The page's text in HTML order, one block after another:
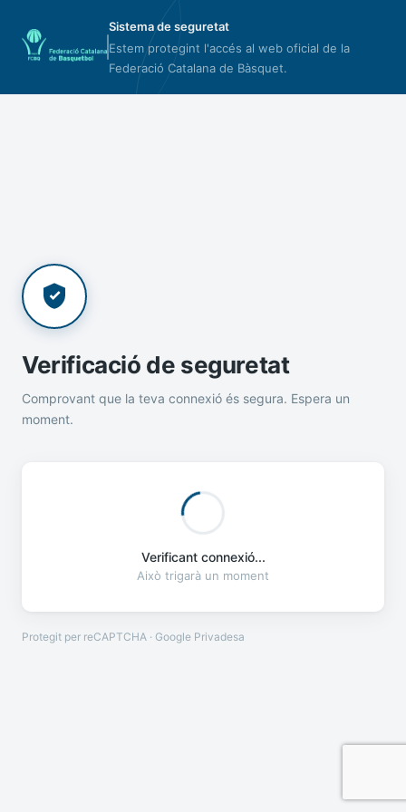
Sistema de seguretat
Estem protegint l'accés al web oficial de la
Federació Catalana de Bàsquet.
Verificació de seguretat
Comprovant que la teva connexió és segura. Espera un
moment.
Verificant connexió...
Això trigarà un moment
Protegit per reCAPTCHA · Google Privadesa